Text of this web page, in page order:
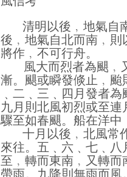
清明以後﹐地氣自
後﹐地氣自北而南﹐
將作﹐不可行舟。
風大而烈者為颶﹐
漸。颶或瞬發倐止﹐
﹑二﹑三﹑四月發者
九月則北風初烈或至
驟至如春颶。船在洋
十月以後﹐北風常
來往。五﹑六﹑七﹑
至﹐轉而東南﹐又轉
帶雨。九降則無雨而風